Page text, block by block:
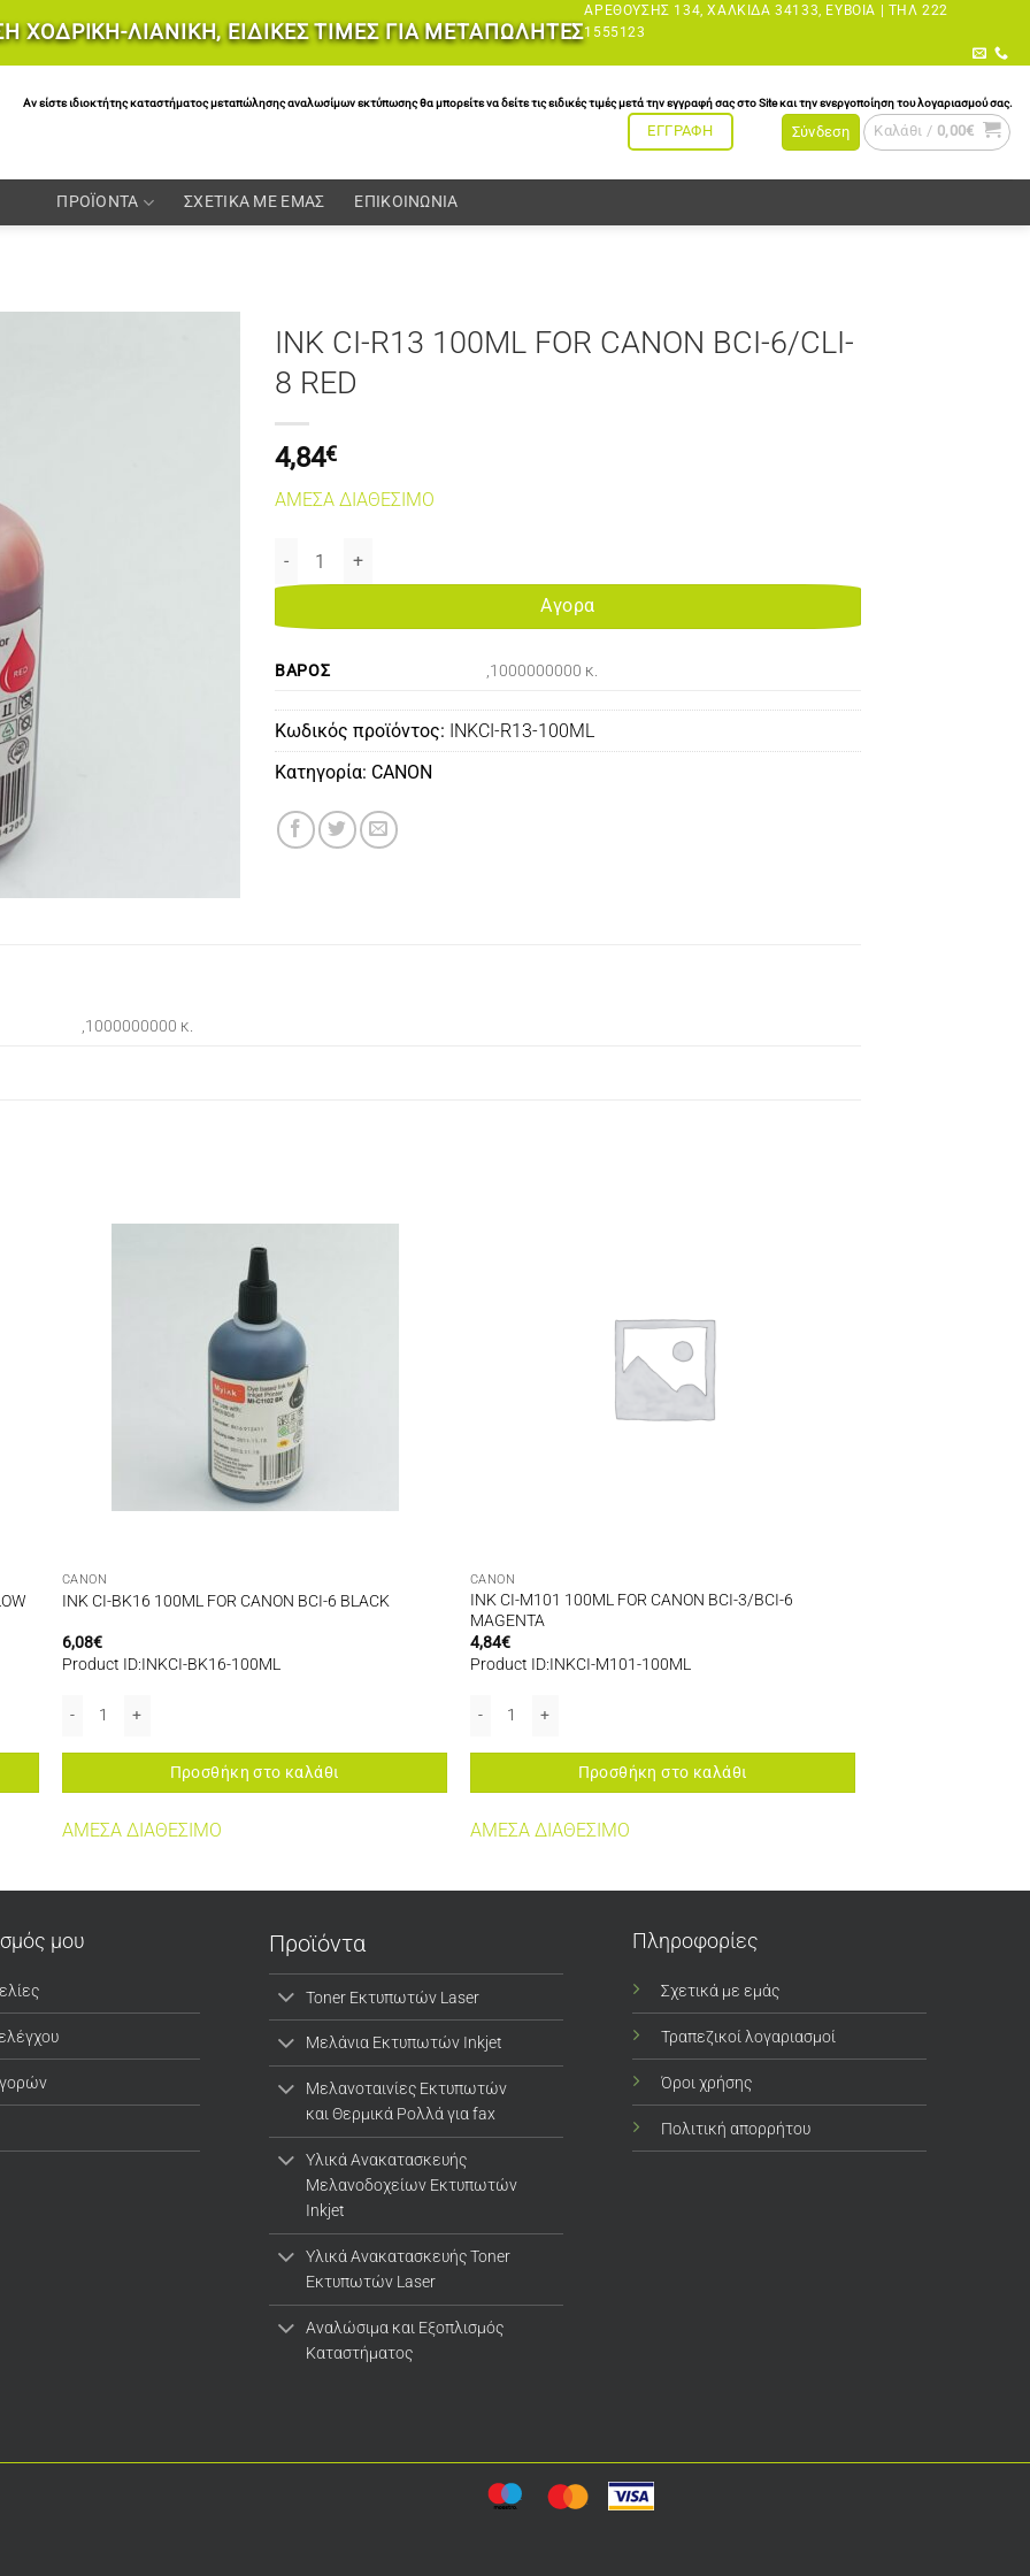
ΧΟΔΡΙΚΗ-ΛΙΑΝΙΚΗ, ΕΙΔΙΚΕΣ ΤΙΜΕΣ ΓΙΑ ΜΕΤΑΠΩΛΗΤΕΣ
ΑΡΕΘΟΎΣΗΣ 134, ΧΑΛΚΊΔΑ 34133, ΕΎΒΟΙΑ | ΤΗΛ 222
1555123
Αν είστε ιδιοκτήτης καταστήματος μεταπώλησης αναλωσίμων εκτύπωσης θα μπορείτε να δείτε τις ειδικές τιμές μετά την εγγραφή σας στο Site και την ενεργοποίηση του λογαριασμού σας.
ΕΓΓΡΑΦΗ Σύνδεση Καλάθι / 0,00€
ΠΡΟΪΟΝΤΑ ΣΧΕΤΙΚΑ ΜΕ ΕΜΑΣ ΕΠΙΚΟΙΝΩΝΙΑ
INK CI-R13 100ML FOR CANON BCI-6/CLI-
8 RED
4,84€
ΑΜΕΣΑ ΔΙΑΘΕΣΙΜΟ
INK CI-R13 100ML FOR CANON BCI-6/CLI-8 RED ποσότητα
Αγορα
ΒΆΡΟΣ ,1000000000 κ.
Κωδικός προϊόντος: INKCI-R13-100ML
Κατηγορία: CANON
,1000000000 κ.
CANON
INK CI-BK16 100ML FOR CANON BCI-6 BLACK
6,08€
Product ID:INKCI-BK16-100ML
Προσθήκη στο καλάθι
ΑΜΕΣΑ ΔΙΑΘΕΣΙΜΟ
CANON
INK CI-M101 100ML FOR CANON BCI-3/BCI-6
MAGENTA
4,84€
Product ID:INKCI-M101-100ML
Προσθήκη στο καλάθι
ΑΜΕΣΑ ΔΙΑΘΕΣΙΜΟ
μου Προϊόντα
Toner Εκτυπωτών Laser
Μελάνια Εκτυπωτών Inkjet
Μελανοταινίες Εκτυπωτών
και Θερμικά Ρολλά για fax
Υλικά Ανακατασκευής
Μελανοδοχείων Εκτυπωτών
Inkjet
Υλικά Ανακατασκευής Toner
Εκτυπωτών Laser
Αναλώσιμα και Εξοπλισμός
Καταστήματος
Πληροφορίες
Σχετικά με εμάς
Τραπεζικοί λογαριασμοί
Όροι χρήσης
Πολιτική απορρήτου